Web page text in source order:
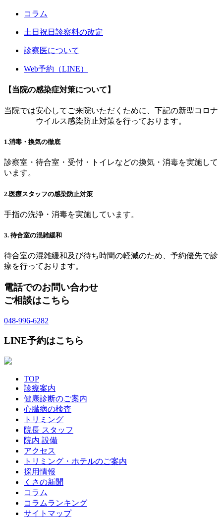
コラム
土日祝日診察料の改定
診察医について
Web予約（LINE）
【当院の感染症対策について】
当院では安心してご来院いただくために、下記の新型コロナ
ウイルス感染防止対策を行っております。
1.消毒・換気の徹底
診察室・待合室・受付・トイレなどの換気・消毒を実施して
います。
2.医療スタッフの感染防止対策
手指の洗浄・消毒を実施しています。
3. 待合室の混雑緩和
待合室の混雑緩和及び待ち時間の軽減のため、予約優先で診
療を行っております。
電話でのお問い合わせ
ご相談はこちら
048-996-6282
LINE予約はこちら
TOP
診療案内
健康診断のご案内
心臓病の検査
トリミング
院長 スタッフ
院内 設備
アクセス
トリミング・ホテルのご案内
採用情報
くさの新聞
コラム
コラムランキング
サイトマップ